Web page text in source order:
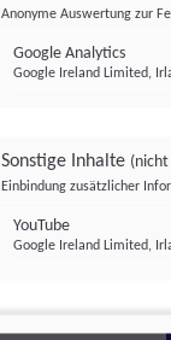
Anonyme Auswertung zur
Google Analytics
Google Ireland Limited,
Sonstige Inhalte
Einbindung zusätzlicher
YouTube
Google Ireland Limited,